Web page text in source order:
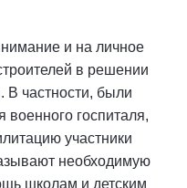
и на личное
в решении
В частности, были
госпиталя,
участники
необходимую
школам и детским